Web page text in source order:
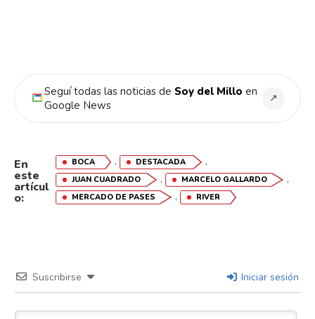
Seguí todas las noticias de Soy del Millo en
Google News
↗
En
este
artícul
o:
BOCA , DESTACADA ,
JUAN CUADRADO , MARCELO GALLARDO ,
MERCADO DE PASES , RIVER
Suscribirse Iniciar sesión
Whatsapp
Email